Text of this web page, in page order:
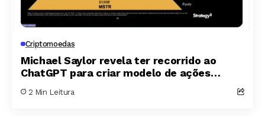
Criptomoedas
Michael Saylor revela ter recorrido ao
ChatGPT para criar modelo de ações
bilhões
2 Min Leitura